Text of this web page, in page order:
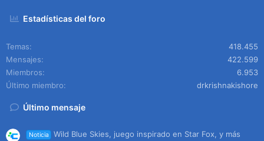
Estadísticas del foro
Temas
418.455
Mensajes
422.599
Miembros
6.953
Último miembro
drkrishnakishore
Último mensaje
Noticia
Wild Blue Skies, juego inspirado en Star Fox, y más